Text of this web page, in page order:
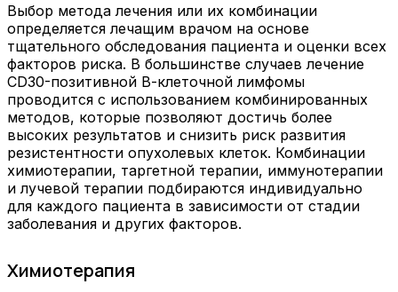
Выбор метода лечения или их комбинации
определяется лечащим врачом на основе
тщательного обследования пациента и оценки всех
факторов риска. В большинстве случаев лечение
CD30-позитивной В-клеточной лимфомы
проводится с использованием комбинированных
методов, которые позволяют достичь более
высоких результатов и снизить риск развития
резистентности опухолевых клеток. Комбинации
химиотерапии, таргетной терапии, иммунотерапии
и лучевой терапии подбираются индивидуально
для каждого пациента в зависимости от стадии
заболевания и других факторов.
Химиотерапия